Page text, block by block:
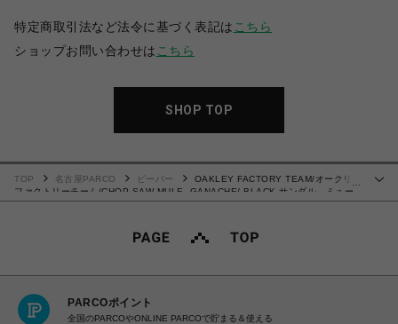
特定商取引法など法令に基づく表記は こちら
ショップお問い合わせは こちら
SHOP TOP
…
TOP 名古屋PARCO ビーバー
OAKLEY FACTORY TEAM/オークリー
ファクトリーチーム/CHOP SAW MULE- GANACHE/ BLACK サンダル ミュー
ル
PARCOポイント
全国のPARCOやONLINE PARCOで貯まる＆使える